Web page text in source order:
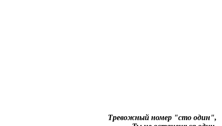
Тревожный номер "сто один",